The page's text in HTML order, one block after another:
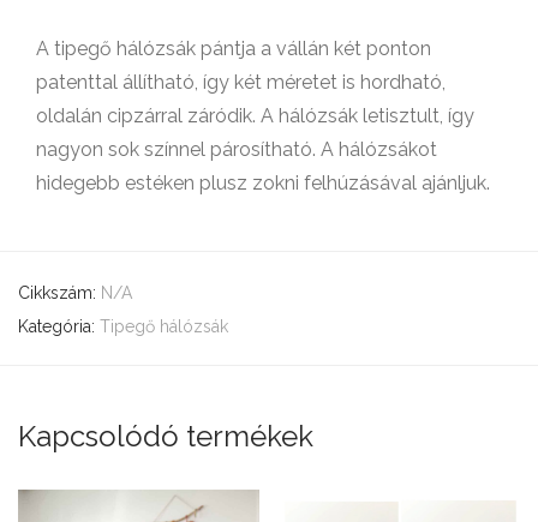
A tipegő hálózsák pántja a vállán két ponton
patenttal állítható, így két méretet is hordható,
oldalán cipzárral záródik. A hálózsák letisztult, így
nagyon sok színnel párosítható. A hálózsákot
hidegebb estéken plusz zokni felhúzásával ajánljuk.
Cikkszám: N/A
Kategória: Tipegő hálózsák
Kapcsolódó termékek